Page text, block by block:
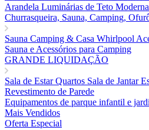
Arandela Luminárias de Teto
Churrasqueira, Sauna, Camping,
Sauna Camping & Casa Whirlpool
Sauna e Acessórios para Camping
GRANDE LIQUIDAÇÃO
Sala de EstarQuartos Sala de Jantar
Revestimento de Parede
Equipamentos de parque infantil e
Mais Vendidos
Oferta Especial